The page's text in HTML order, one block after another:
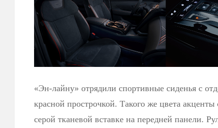
«Эн-лайну» отрядили спортивные сиденья с
красной прострочкой. Такого же цвета
серой тканевой вставке на передней панели.